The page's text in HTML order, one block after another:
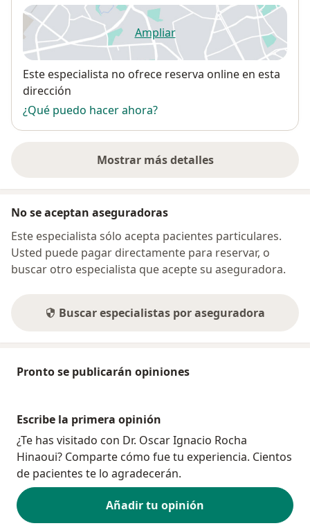
Ampliarse abre en una nueva
Disponibilidad
Este especialista no ofrece reserva online en esta
dirección
¿Qué puedo hacer ahora?
Mostrar más detalles
sobre la dirección
No se aceptan aseguradoras
Este especialista sólo acepta pacientes particulares.
Usted puede pagar directamente para reservar, o
buscar otro especialista que acepte su aseguradora.
Buscar especialistas por aseguradora
Pronto se publicarán opiniones
Escribe la primera opinión
¿Te has visitado con Dr. Oscar Ignacio Rocha
Hinaoui? Comparte cómo fue tu experiencia. Cientos
de pacientes te lo agradecerán.
Añadir tu opinión